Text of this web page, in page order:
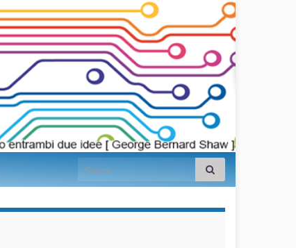
Search for: